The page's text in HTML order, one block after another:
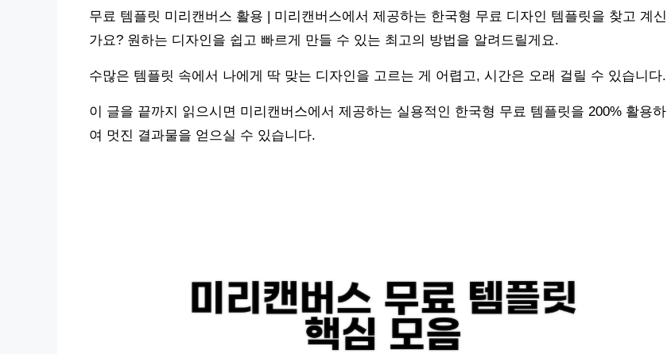
무료 템플릿 미리캔버스 활용 | 미리캔버스에서 제공하는 한국형 무료 디자인 템플릿을 찾고 계신
가요? 원하는 디자인을 쉽고 빠르게 만들 수 있는 최고의 방법을 알려드릴게요.
수많은 템플릿 속에서 나에게 딱 맞는 디자인을 고르는 게 어렵고, 시간은 오래 걸릴 수 있습니다.
이 글을 끝까지 읽으시면 미리캔버스에서 제공하는 실용적인 한국형 무료 템플릿을 200% 활용하
여 멋진 결과물을 얻으실 수 있습니다.